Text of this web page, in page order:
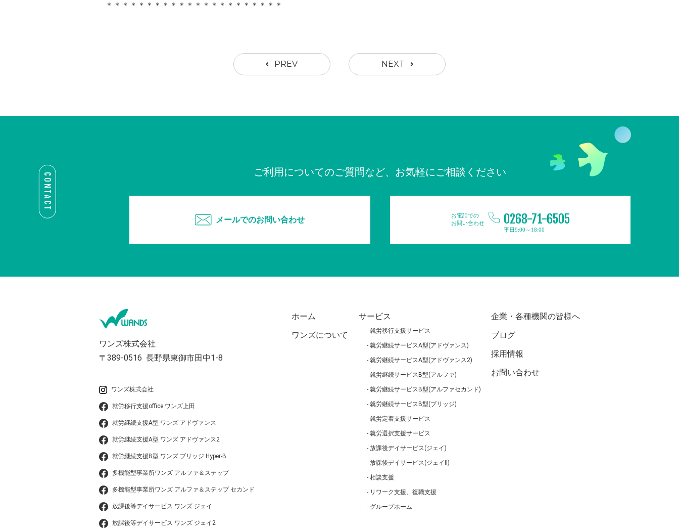
＊＊＊＊＊＊＊＊＊＊＊＊＊＊＊＊＊＊＊＊＊＊
PREV NEXT
CONTACT ご利用についてのご質問など、お気軽にご相談ください
メールでのお問い合わせ
お電話での
お問い合わせ
0268-71-6505
平日9:00～18:00
ワンズ株式会社
〒389-0516 長野県東御市田中1-8
ワンズ株式会社
就労移行支援office ワンズ上田
就労継続支援A型 ワンズ アドヴァンス
就労継続支援A型 ワンズ アドヴァンス2
就労継続支援B型 ワンズ ブリッジ Hyper-B
多機能型事業所ワンズ アルファ＆ステップ
多機能型事業所ワンズ アルファ＆ステップ セカンド
放課後等デイサービス ワンズ ジェイ
放課後等デイサービス ワンズ ジェイ2
ホーム
ワンズについて
サービス
就労移行支援サービス
就労継続サービスA型(アドヴァンス)
就労継続サービスA型(アドヴァンス2)
就労継続サービスB型(アルファ)
就労継続サービスB型(アルファセカンド)
就労継続サービスB型(ブリッジ)
就労定着支援サービス
就労選択支援サービス
放課後デイサービス(ジェイ)
放課後デイサービス(ジェイⅡ)
相談支援
リワーク支援、復職支援
グループホーム
企業・各種機関の皆様へ
ブログ
採用情報
お問い合わせ